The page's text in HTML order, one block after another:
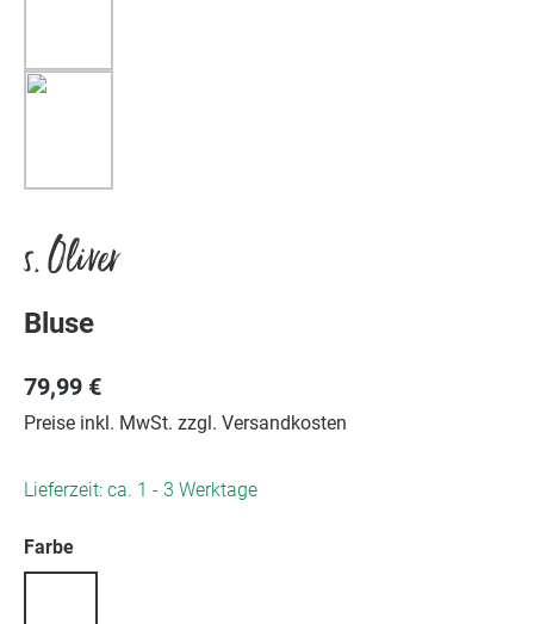
s. Oliver
Bluse
79,99 €
Preise inkl. MwSt. zzgl. Versandkosten
Lieferzeit: ca. 1 - 3 Werktage
Farbeauswählen